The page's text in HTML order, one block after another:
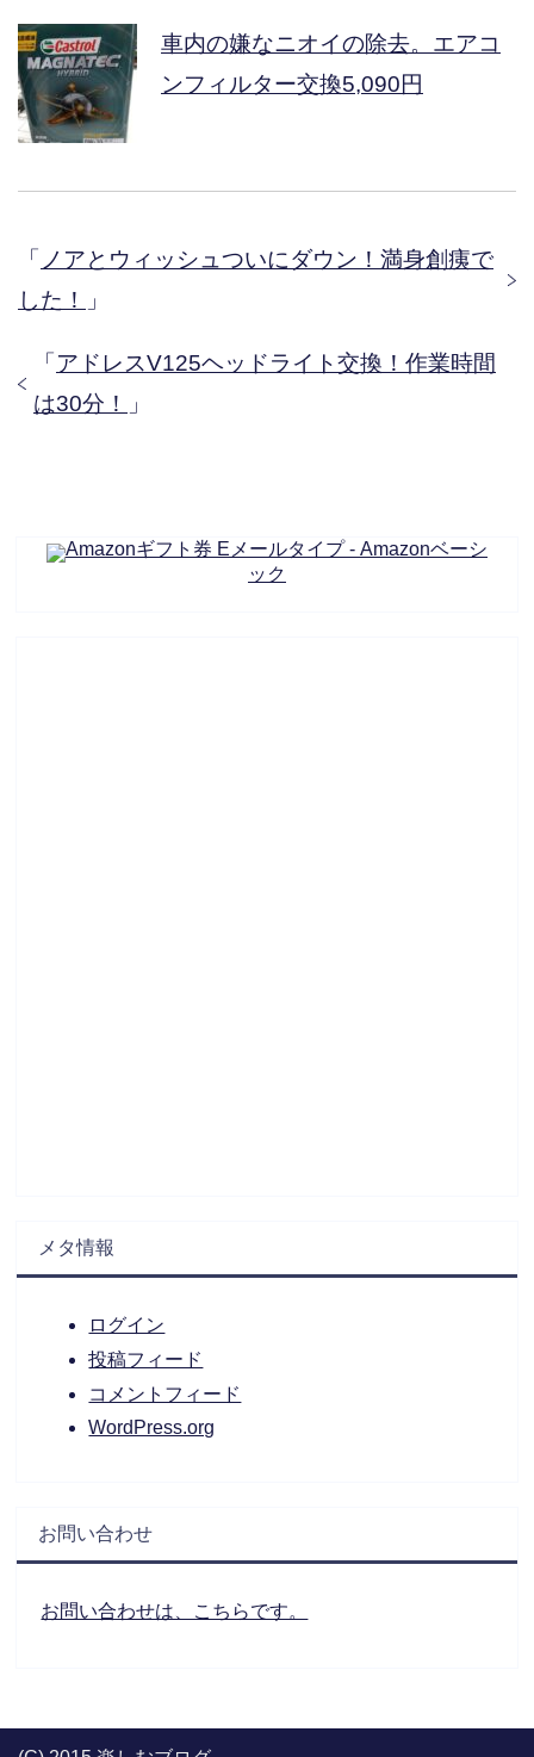
車内の嫌なニオイの除去。エアコ
ンフィルター交換5,090円
「 ノアとウィッシュついにダウン！満身創痍で
した！
」
「アドレスV125ヘッドライト交換！作業時間
は30分！
」
Amazonギフト券 Eメールタイプ - Amazonベーシ
ック
メタ情報
ログイン
投稿フィード
コメントフィード
WordPress.org
お問い合わせ
お問い合わせは、こちらです。